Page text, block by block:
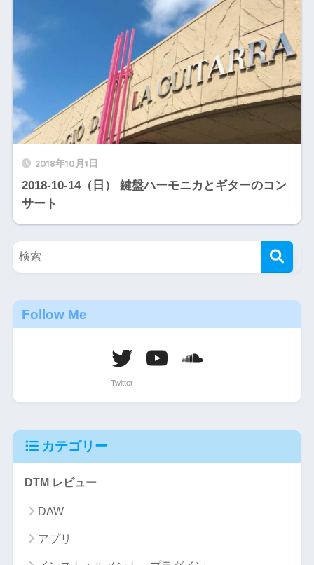
2018年10月1日
2018-10-14（日） 鍵盤ハーモニカとギターのコン
サート
Follow Me
カテゴリー
DTM レビュー
DAW
アプリ